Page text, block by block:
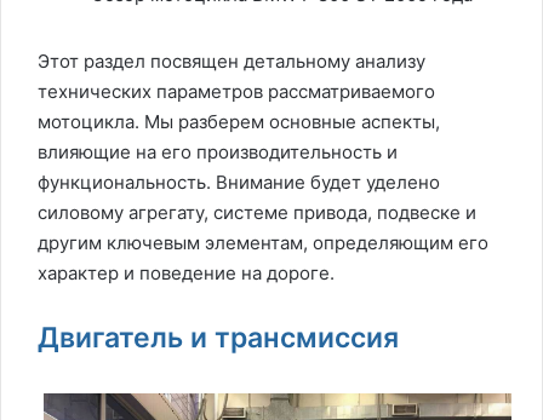
Этот раздел посвящен детальному анализу
технических параметров рассматриваемого
мотоцикла. Мы разберем основные аспекты,
влияющие на его производительность и
функциональность. Внимание будет уделено
силовому агрегату, системе привода, подвеске и
другим ключевым элементам, определяющим его
характер и поведение на дороге.
Двигатель и трансмиссия